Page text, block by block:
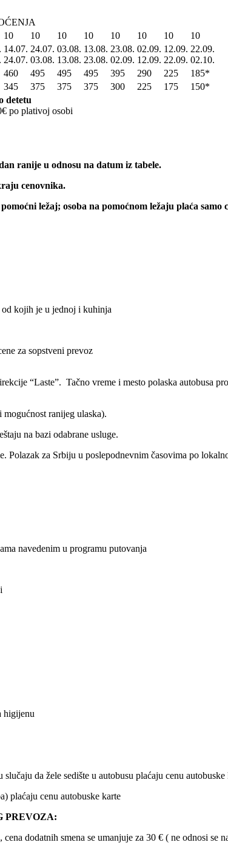
10 10 10 10 10 10 10
10
14.07.
24.07.
24.07.
03.08.
03.08.
13.08.
13.08.
23.08.
23.08.
02.09.
02.09.
12.09.
12.09.
22.09.
22.09.
02.10.
460 495 495 495 395 290 225
185*
345 375 375 375 300 225 175
150*
detetu
po plativoj osobi
ranije u odnosu na datum iz tabele.
cenovnika.
ležaj; osoba na pomoćnom ležaju plaća
od kojih je u jednoj i kuhinja
za sopstveni prevoz
“Laste”. Tačno vreme i mesto polaska autobusa
ranijeg ulaska).
na bazi odabrane usluge.
Polazak za Srbiju u poslepodnevnim časovima po
navedenim u programu putovanja
higijenu
da žele sedište u autobusu plaćaju cenu autobuske
plaćaju cenu autobuske karte
PREVOZA:
dodatnih smena se umanjuje za 30 € ( ne odnosi se